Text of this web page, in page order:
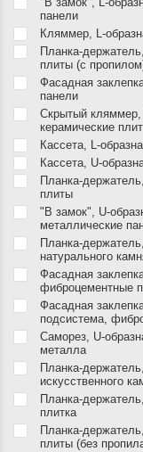
панели
Кляммер, L-
Планка-
плиты (с
Фасадная
панели
Скрытый кляммер,
керамические
Кассета, L-
Кассета, U-
Планка-
плиты
"В замок", U-
металлические
Планка-
натурального
Фасадная
фиброцементные
Фасадная
подсистема,
Саморез, U-
металла
Планка-
искусственного
Планка-
плитка
Планка-
плиты (без